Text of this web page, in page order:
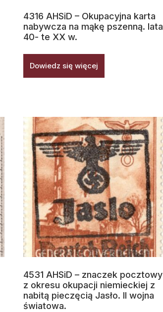
4316 AHSiD – Okupacyjna karta
nabywcza na mąkę pszenną. lata
40- te XX w.
Dowiedz się więcej
4531 AHSiD – znaczek pocztowy
z okresu okupacji niemieckiej z
nabitą pieczęcią Jasło. II wojna
światowa.